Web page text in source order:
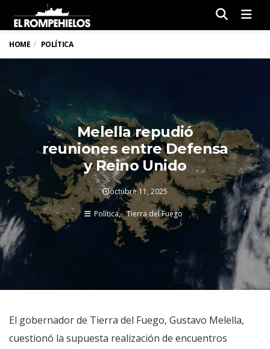
HOME POLÍTICA
Melella repudió
reuniones entre Defensa
y Reino Unido
octubre 11, 2025
Política Tierra del Fuego
El gobernador de Tierra del Fuego, Gustavo Melella,
cuestionó la supuesta realización de encuentros